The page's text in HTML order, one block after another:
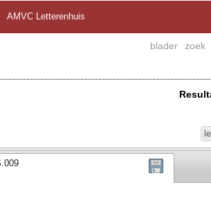
AMVC Letterenhuis
blader zoek